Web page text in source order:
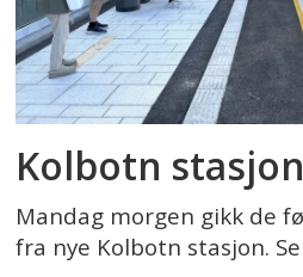
Kolbotn
Mandag morgen gikk de
fra nye Kolbotn stasjon.